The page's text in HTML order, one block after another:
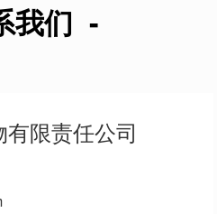
我们 -
限责任公司